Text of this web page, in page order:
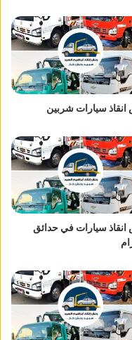
سيارات شربين
سيارات في حدائق